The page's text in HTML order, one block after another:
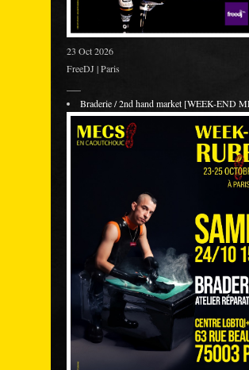
23 Oct 2026
FreeDJ | Paris
Braderie / 2nd hand market [WEEK-END